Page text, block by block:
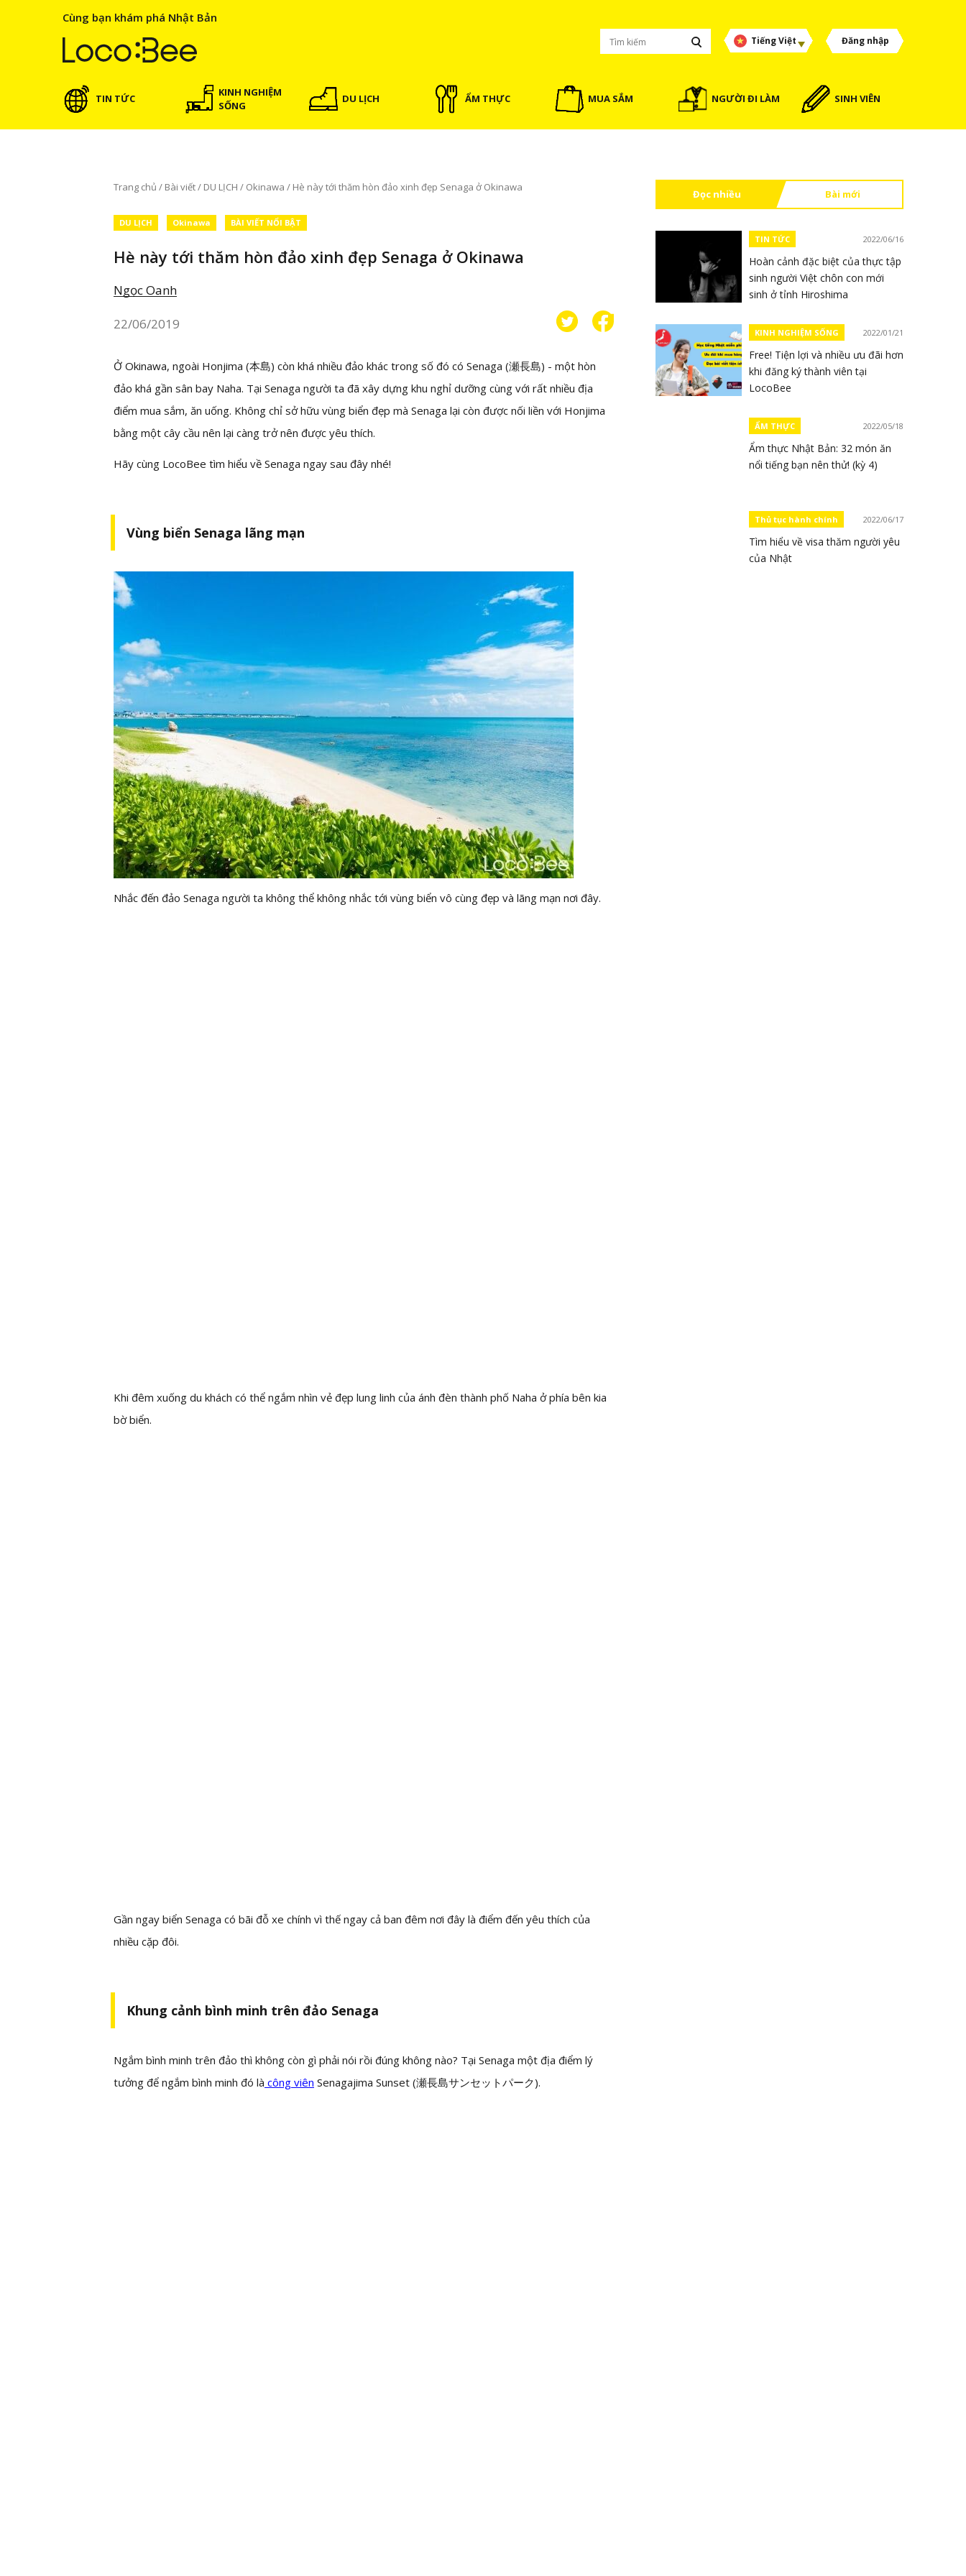
Cùng bạn khám phá Nhật Bản
Tiếng Việt Đăng nhập
TIN TỨC
KINH NGHIỆM
SỐNG
DU LỊCH ẨM THỰC MUA SẮM NGƯỜI ĐI LÀM SINH VIÊN
Trang chủ / Bài viết/ DU LỊCH / Okinawa / Hè này tới thăm hòn đảo xinh đẹp Senaga ở Okinawa
DU LỊCH Okinawa BÀI VIẾT NỔI BẬT
Hè này tới thăm hòn đảo xinh đẹp Senaga ở Okinawa
Ngọc Oanh
22/06/2019
Ở Okinawa, ngoài Honjima (本島) còn khá nhiều đảo khác trong số đó có Senaga (瀬長島) - một hòn
đảo khá gần sân bay Naha. Tại Senaga người ta đã xây dựng khu nghỉ dưỡng cùng với rất nhiều địa
điểm mua sắm, ăn uống. Không chỉ sở hữu vùng biển đẹp mà Senaga lại còn được nối liền với Honjima
bằng một cây cầu nên lại càng trở nên được yêu thích.
Hãy cùng LocoBee tìm hiểu về Senaga ngay sau đây nhé!
Vùng biển Senaga lãng mạn
Nhắc đến đảo Senaga người ta không thể không nhắc tới vùng biển vô cùng đẹp và lãng mạn nơi đây.
Khi đêm xuống du khách có thể ngắm nhìn vẻ đẹp lung linh của ánh đèn thành phố Naha ở phía bên kia
bờ biển.
Gần ngay biển Senaga có bãi đỗ xe chính vì thế ngay cả ban đêm nơi đây là điểm đến yêu thích của
nhiều cặp đôi.
Khung cảnh bình minh trên đảo Senaga
Ngắm bình minh trên đảo thì không còn gì phải nói rồi đúng không nào? Tại Senaga một địa điểm lý
tưởng để ngắm bình minh đó là công viên Senagajima Sunset (瀬長島サンセットパーク).
Đọc nhiều Bài mới
TIN TỨC 2022/06/16
Hoàn cảnh đặc biệt của thực tập
sinh người Việt chôn con mới
sinh ở tỉnh Hiroshima
KINH NGHIỆM SỐNG 2022/01/21
Free! Tiện lợi và nhiều ưu đãi hơn
khi đăng ký thành viên tại
LocoBee
ẨM THỰC 2022/05/18
Ẩm thực Nhật Bản: 32 món ăn
nổi tiếng bạn nên thử! (kỳ 4)
Thủ tục hành chính 2022/06/17
Tìm hiểu về visa thăm người yêu
của Nhật